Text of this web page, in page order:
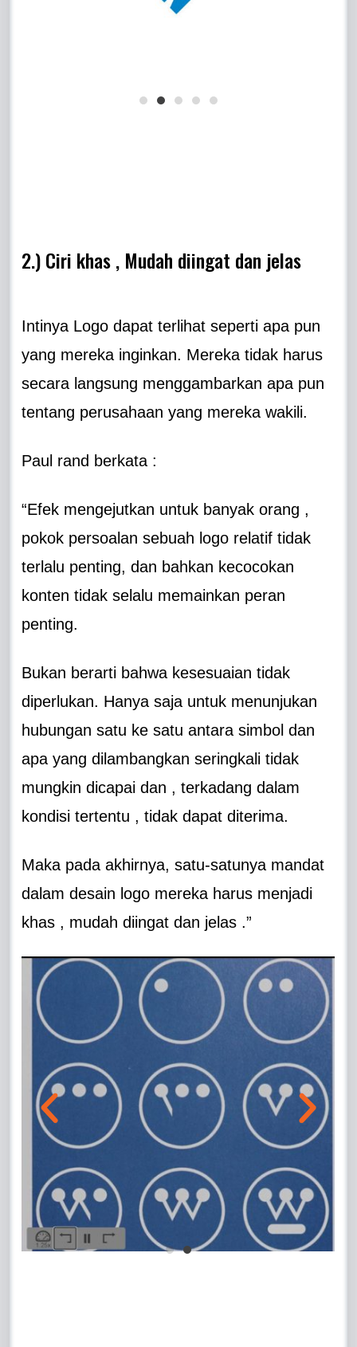
2.) Ciri khas , Mudah diingat dan jelas
Intinya Logo dapat terlihat seperti apa pun
yang mereka inginkan. Mereka tidak harus
secara langsung menggambarkan apa pun
tentang perusahaan yang mereka wakili.
Paul rand berkata :
“Efek mengejutkan untuk banyak orang ,
pokok persoalan sebuah logo relatif tidak
terlalu penting, dan bahkan kecocokan
konten tidak selalu memainkan peran
penting.
Bukan berarti bahwa kesesuaian tidak
diperlukan. Hanya saja untuk menunjukan
hubungan satu ke satu antara simbol dan
apa yang dilambangkan seringkali tidak
mungkin dicapai dan , terkadang dalam
kondisi tertentu , tidak dapat diterima.
Maka pada akhirnya, satu-satunya mandat
dalam desain logo mereka harus menjadi
khas , mudah diingat dan jelas .”